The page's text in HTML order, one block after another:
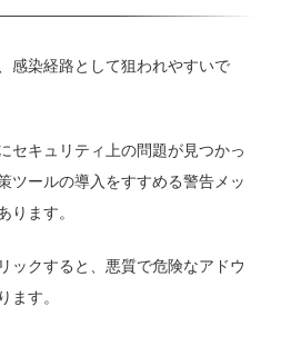
感染経路として狙われやすいで
セキュリティ上の問題が見つかっ
ツールの導入をすすめる警告メッ
ります。
ックすると、悪質で危険なアドウ
ます。